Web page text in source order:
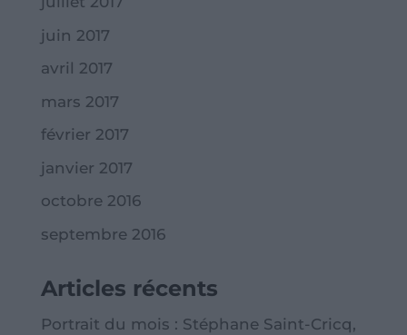
juin 2017
avril 2017
mars 2017
février 2017
janvier 2017
octobre 2016
septembre 2016
Articles récents
Portrait du mois : Stéphane Saint-Cricq,